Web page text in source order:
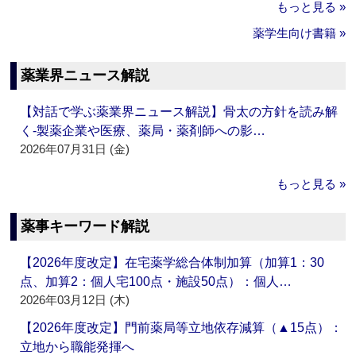
もっと見る »
薬学生向け書籍 »
薬業界ニュース解説
【対話で学ぶ薬業界ニュース解説】骨太の方針を読み解
く‐製薬企業や医療、薬局・薬剤師への影…
2026年07月31日 (金)
もっと見る »
薬事キーワード解説
【2026年度改定】在宅薬学総合体制加算（加算1：30
点、加算2：個人宅100点・施設50点）：個人…
2026年03月12日 (木)
【2026年度改定】門前薬局等立地依存減算（▲15点）：
立地から職能発揮へ